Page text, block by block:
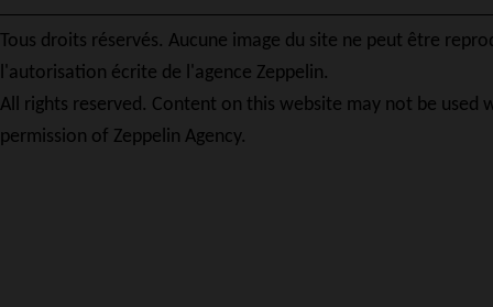
Tous droits réservés. Aucune image du site ne peut être
l'autorisation écrite de l'agence Zeppelin.
All rights reserved. Content on this website may not be used
permission of Zeppelin Agency.